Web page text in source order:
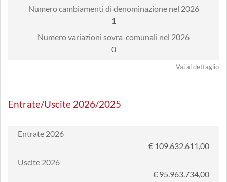
Numero cambiamenti di denominazione nel 2026
1
Numero variazioni sovra-comunali nel 2026
0
Vai al dettaglio
Entrate/Uscite 2026/2025
Entrate 2026
€ 109.632.611,00
Uscite 2026
€ 95.963.734,00